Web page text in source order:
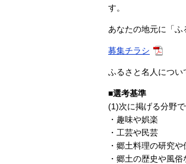
す。
あなたの地元に「ふ
募集チラシ
ふるさと名人につい
■選考基準
(1)次に掲げる分野
・趣味や娯楽
・工芸や民芸
・郷土料理の研究や
・郷土の歴史や風